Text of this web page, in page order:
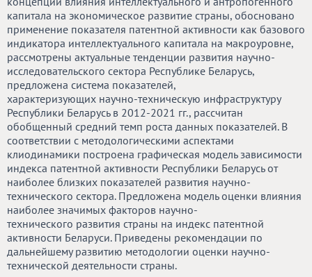
капитала на экономическое развитие страны, обосновано
применение показателя патентной активности как базового
индикатора интеллектуального капитала на макроуровне,
рассмотрены актуальные тенденции развития научно-
исследовательского сектора Республике Беларусь,
предложена система показателей,
характеризующих научно-техническую инфраструктуру
Республики Беларусь в 2012-2021 гг., рассчитан
обобщенный средний темп роста данных показателей. В
соответствии с методологическими аспектами
клиодинамики построена графическая модель зависимости
индекса патентной активности Республики Беларусь от
наиболее близких показателей развития научно-
технического сектора. Предложена модель оценки влияния
наиболее значимых факторов научно-
технического развития страны на индекс патентной
активности Беларуси. Приведены рекомендации по
дальнейшему развитию методологии оценки научно-
технической деятельности страны.